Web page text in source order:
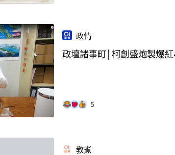
政情
政壇諸事町│柯創盛炮製爆
5
教煮